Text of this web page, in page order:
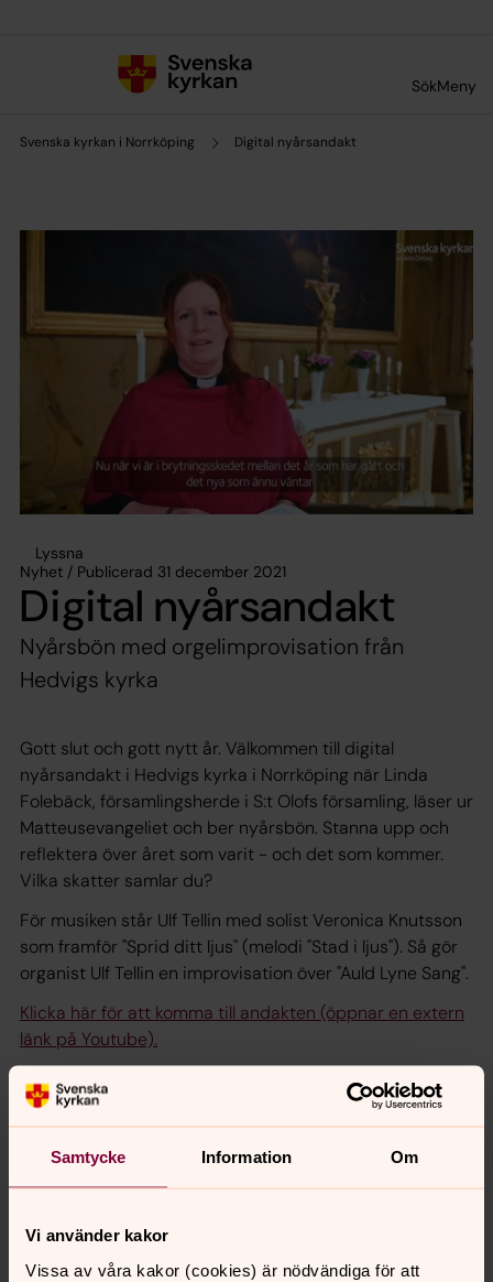
Samtycke Information Om
Vi använder kakor
Vissa av våra kakor (cookies) är nödvändiga för att
SökMeny
Svenska kyrkan i Norrköping Digital nyårsandakt
Lyssna
Nyhet / Publicerad 31 december 2021
Digital nyårsandakt
Nyårsbön med orgelimprovisation från
Hedvigs kyrka
Gott slut och gott nytt år. Välkommen till digital
nyårsandakt i Hedvigs kyrka i Norrköping när Linda
Folebäck, församlingsherde i S:t Olofs församling, läser ur
Matteusevangeliet och ber nyårsbön. Stanna upp och
reflektera över året som varit - och det som kommer.
Vilka skatter samlar du?
För musiken står Ulf Tellin med solist Veronica Knutsson
som framför "Sprid ditt ljus" (melodi "Stad i ljus"). Så gör
organist Ulf Tellin en improvisation över "Auld Lyne Sang".
Klicka här för att komma till andakten (öppnar en extern
länk på Youtube).
Synpunkter eller frågor på sidans
Dela